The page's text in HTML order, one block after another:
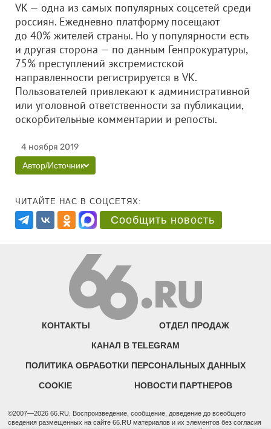
VK — одна из самых популярных соцсетей среди
россиян. Ежедневно платформу посещают
до 40% жителей страны. Но у популярности есть
и другая сторона — по данным Генпрокуратуры,
75% преступлений экстремистской
направленности регистрируется в VK.
Пользователей привлекают к административной
или уголовной ответственности за публикации,
оскорбительные комментарии и репосты.
4 ноября 2019
Автор/Источник
ЧИТАЙТЕ НАС В СОЦСЕТЯХ:
Сообщить новость
КОНТАКТЫ ОТДЕЛ ПРОДАЖ
КАНАЛ В TELEGRAM
ПОЛИТИКА ОБРАБОТКИ ПЕРСОНАЛЬНЫХ ДАННЫХ
COOKIE НОВОСТИ ПАРТНЕРОВ
©2007—2026 66.RU. Воспроизведение, сообщение, доведение до всеобщего
сведения размещенных на сайте 66.RU материалов и их элементов без согласия